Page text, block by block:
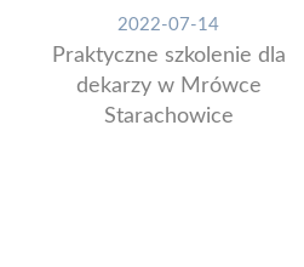
2022-07-14
Praktyczne szkolenie dla
dekarzy w Mrówce
Starachowice